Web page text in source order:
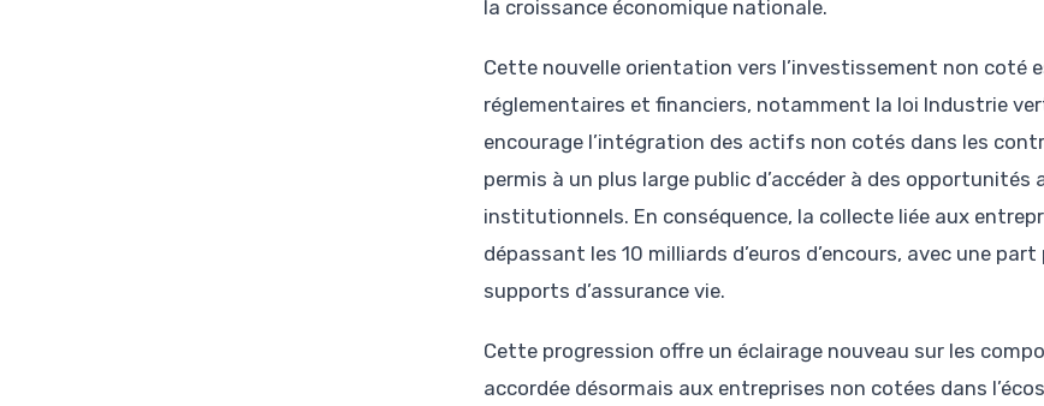
la croissance économique nationale.
Cette nouvelle orientation vers l’investissement non coté
réglementaires et financiers, notamment la loi Industrie
encourage l’intégration des actifs non cotés dans les
permis à un plus large public d’accéder à des
institutionnels. En conséquence, la collecte liée aux
dépassant les 10 milliards d’euros d’encours, avec une
supports d’assurance vie.
Cette progression offre un éclairage nouveau sur les
accordée désormais aux entreprises non cotées dans